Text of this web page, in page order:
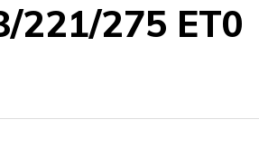
221/275 ET0